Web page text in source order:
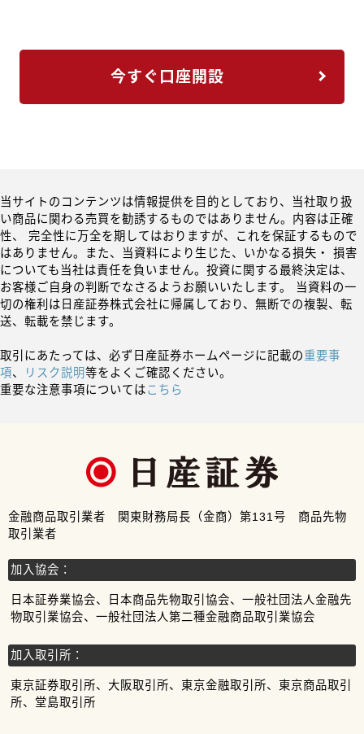
今すぐ口座開設
当サイトのコンテンツは情報提供を目的としており、当社取り扱
い商品に関わる売買を勧誘するものではありません。内容は正確
性、 完全性に万全を期してはおりますが、これを保証するもので
はありません。また、当資料により生じた、いかなる損失・ 損害
についても当社は責任を負いません。投資に関する最終決定は、
お客様ご自身の判断でなさるようお願いいたします。 当資料の一
切の権利は日産証券株式会社に帰属しており、無断での複製、転
送、転載を禁じます。
取引にあたっては、必ず日産証券ホームページに記載の重要事
項、 リスク説明等をよくご確認ください。
重要な注意事項についてはこちら
金融商品取引業者 関東財務局長（金商）第131号 商品先物
取引業者
加入協会：
日本証券業協会、日本商品先物取引協会、一般社団法人金融先
物取引業協会、一般社団法人第二種金融商品取引業協会
加入取引所：
東京証券取引所、大阪取引所、東京金融取引所、東京商品取引
所、堂島取引所